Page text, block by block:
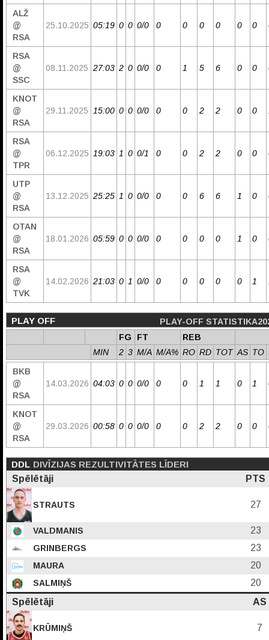
ALŽ
@
RSA
25.10.2025 05:19 0 0 0/0 0 0 0 0 0 0
RSA
@
SSC
08.11.2025 27:03 2 0 0/0 0 1 5 6 0 0
KNOT
@
RSA
29.11.2025 15:00 0 0 0/0 0 0 2 2 0 0
RSA
@
TPR
06.12.2025 19:03 1 0 0/1 0 0 2 2 0 0
UTP
@
RSA
13.12.2025 25:25 1 0 0/0 0 0 6 6 1 0
OTAN
@
RSA
18.01.2026 05:59 0 0 0/0 0 0 0 0 1 0
RSA
@
TVK
14.02.2026 21:03 0 1 0/0 0 0 0 0 0 1
PLAY OFF
PLAY-OFF
FG
FT
REB
MIN
2 3 M/A M/A% RO RD TOT AS TO
BKB
@
RSA
14.03.2026 04:03 0 0 0/0 0 0 1 1 0 1
KNOT
@
RSA
29.03.2026 00:58 0 0 0/0 0 0 2 2 0 0
DDL DIVĪZIJAS REZULTIVITĀTES LĪDERI
Spēlētāji
PTS
STRAUTS 27
VALDMANIS 23
GRINBERGS 23
MAURA 20
SALMIŅŠ
20
Spēlētāji
AS
KRŪMIŅŠ 7